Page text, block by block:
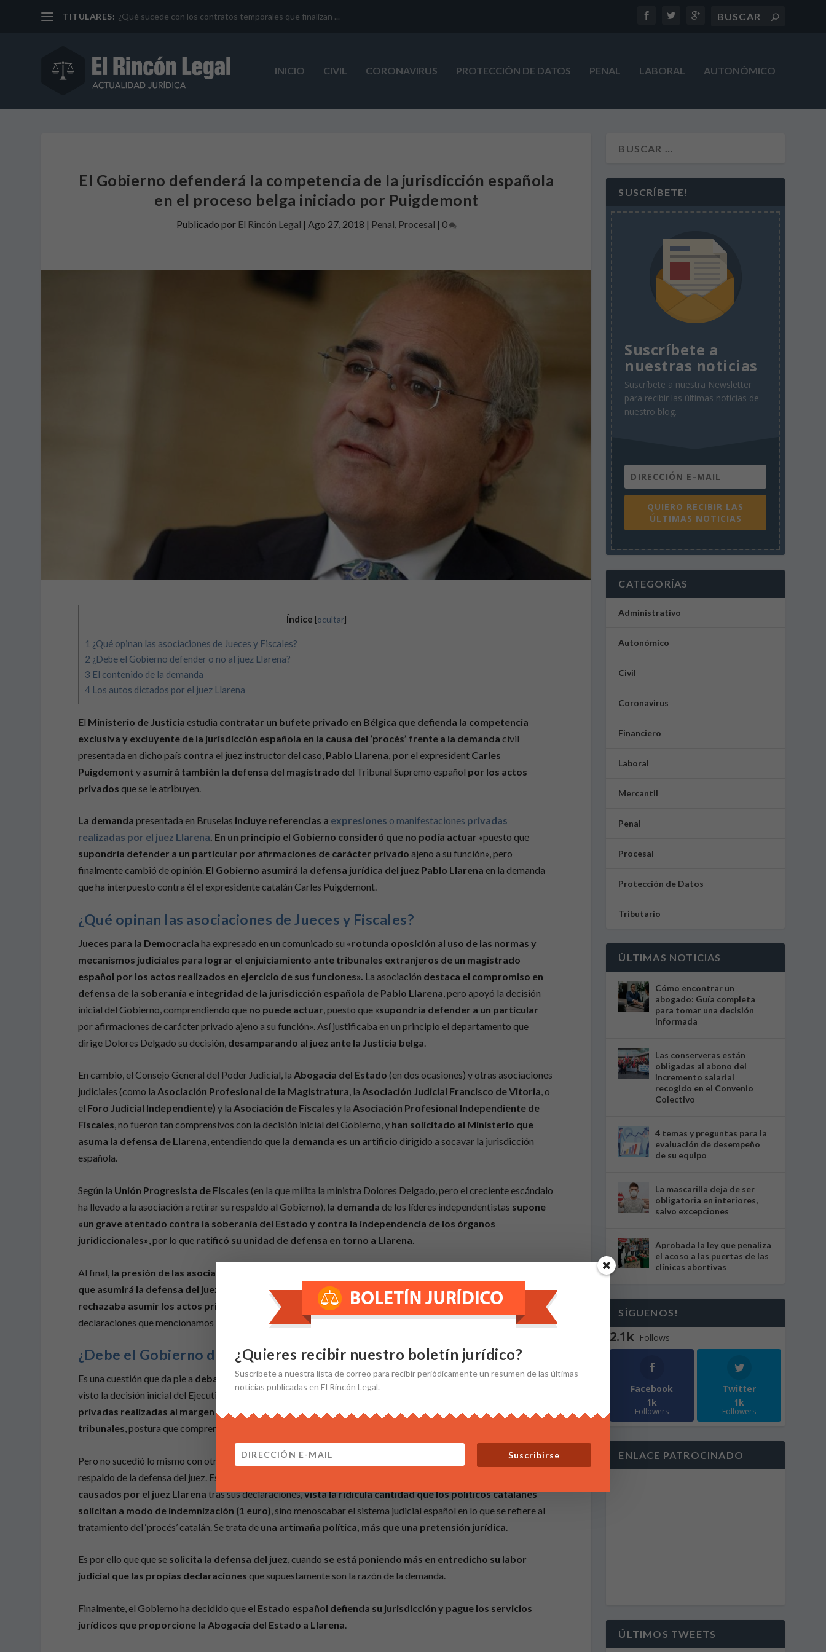
TITULARES: ¿Qué sucede con los contratos temporales que finalizan ...
INICIO CIVIL CORONAVIRUS PROTECCIÓN DE DATOS PENAL LABORAL AUTONÓMICO
El Gobierno defenderá la competencia de la jurisdicción española
en el proceso belga iniciado por Puigdemont
Publicado por El Rincón Legal | Ago 27, 2018 | Penal, Procesal | 0
Índice [ocultar]
1 ¿Qué opinan las asociaciones de Jueces y Fiscales?
2 ¿Debe el Gobierno defender o no al juez Llarena?
3 El contenido de la demanda
4 Los autos dictados por el juez Llarena
El Ministerio de Justiciaestudia contratar un bufete privado en Bélgica que defienda la competencia
exclusiva y excluyente de la jurisdicción española en la causa del ‘procés’ frente a la demandacivil
presentada en dicho país contrael juez instructor del caso, Pablo Llarena por el expresident Carles
Puigdemont y asumirá también la defensa del magistrado del Tribunal Supremo español por los actos
privados que se le atribuyen.
La demandapresentada en Bruselas incluye referencias a expresiones o manifestaciones privadas
realizadas por el juez Llarena. En un principio el Gobierno consideró que no podía actuar «puesto que
supondría defender a un particular por afirmaciones de carácter privado ajeno a su función», pero
finalmente cambió de opinión. El Gobierno asumirá la defensa jurídica del juez Pablo Llarena en la demanda
que ha interpuesto contra él el expresidente catalán Carles Puigdemont.
¿Qué opinan las asociaciones de Jueces y Fiscales?
Jueces para la Democracia ha expresado en un comunicado su «rotunda oposición al uso de las normas y
mecanismos judiciales para lograr el enjuiciamiento ante tribunales extranjeros de un magistrado
español por los actos realizados en ejercicio de sus funciones». La asociación destaca el compromiso en
defensa de la soberanía e integridad de la jurisdicción española de Pablo Llarena, pero apoyó la decisión
inicial del Gobierno, comprendiendo que no puede actuar, puesto que «supondría defender a un particular
por afirmaciones de carácter privado ajeno a su función». Así justificaba en un principio el departamento que
dirige Dolores Delgado su decisión, desamparando al juez ante la Justicia belga.
En cambio, el Consejo General del Poder Judicial, laAbogacía del Estado (en dos ocasiones) y otras asociaciones
judiciales (como laAsociación Profesional de la Magistratura, laAsociación Judicial Francisco de Vitoria, o
el Foro Judicial Independiente) y laAsociación de Fiscales y laAsociación Profesional Independiente de
Fiscales, no fueron tan comprensivos con la decisión inicial del Gobierno, y han solicitado al Ministerio que
asuma la defensa de Llarena, entendiendo que la demanda es un artificiodirigido a socavar la jurisdicción
española.
Según la Unión Progresista de Fiscales (en la que milita la ministra Dolores Delgado, pero el creciente escándalo
ha llevado a la asociación a retirar su respaldo al Gobierno), la demanda de los líderes independentistas supone
«un grave atentado contra la soberanía del Estado y contra la independencia de los órganos
juridiccionales», por lo que ratificó su unidad de defensa en torno a Llarena.
Al final, la presión de las asociaciones de jueces condicionó al Gobierno de Sánchez
que asumirá la defensa del juez sin condiciones. El presidente decidió que se actuara aunque Justicia
rechazaba asumir los actos privados
que la demanda atribuye al juez del Supremo con motivo de las
declaraciones que mencionamos con anterioridad.
¿Debe el Gobierno defender o no al juez Llarena?
Es una cuestión que da pie a debate, incluso al Gobierno le ha costado tomar una determinación. Ya hemos
visto la decisión inicial del Ejecutivo, al considerar que no podía actuar al tratarse de unas
privadas realizadas al margen de su labor judicial, concretamente en una conferencia de Oviedo,fuera de los
tribunales, postura que comprendió y apoyó la asociación de Jueces para la Democracia.
Pero no sucedió lo mismo con otras asociaciones de jueces y fiscales, que habían solicitado al Gobierno el
respaldo de la defensa del juez. Es obvio que
causados por el juez Llarena tras sus declaraciones,vista la ridícula cantidad que los políticos catalanes
solicitan a modo de indemnización (1 euro), sino menoscabar el sistema judicial español en lo que se refiere al
tratamiento del ‘procés’ catalán. Se trata de una artimaña política, más que una pretensión jurídica.
Es por ello que que se solicita la defensa del juez, cuando se está poniendo más en entredicho su labor
judicial que las propias declaraciones que supuestamente son la razón de la demanda.
Finalmente, el Gobierno ha decidido que el Estado español defienda su jurisdicción y pague los servicios
jurídicos que proporcione la Abogacía del Estado a Llarena.
SUSCRÍBETE!
Suscríbete a
nuestras noticias
Suscríbete a nuestra Newsletter
para recibir las últimas noticias de
nuestro blog.
QUIERO RECIBIR LAS
ÚLTIMAS NOTICIAS
CATEGORÍAS
Administrativo
Autonómico
Civil
Coronavirus
Financiero
Laboral
Mercantil
Penal
Procesal
Protección de Datos
Tributario
ÚLTIMAS NOTICIAS
Cómo encontrar un
abogado: Guía completa
para tomar una decisión
informada
Las conserveras están
obligadas al abono del
incremento salarial
recogido en el Convenio
Colectivo
4 temas y preguntas para la
evaluación de desempeño
de su equipo
La mascarilla deja de ser
obligatoria en interiores,
salvo excepciones
Aprobada la ley que penaliza
el acoso a las puertas de las
clínicas abortivas
SÍGUENOS!
2.1k Follows
Facebook
1k
Followers
Twitter
1k
Followers
ENLACE PATROCINADO
ÚLTIMOS TWEETS
¿Quieres recibir nuestro boletín jurídico?
Suscríbetea nuestra lista de correo para recibir periódicamente un resumen de las últimas
noticias publicadas en El Rincón Legal.
Suscribirse